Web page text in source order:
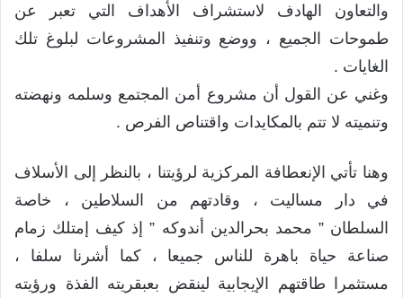
والتعاون الهادف لاستشراف الأهداف التي تعبر عن
طموحات الجميع ، ووضع وتنفيذ المشروعات لبلوغ تلك
الغايات .
وغني عن القول أن مشروع أمن المجتمع وسلمه ونهضته
وتنميته لا تتم بالمكايدات واقتناص الفرص .
وهنا تأتي الإنعطافة المركزية لرؤيتنا ، بالنظر إلى الأسلاف
في دار مساليت ، وقادتهم من السلاطين ، خاصة
السلطان ” محمد بحرالدين أندوكه ” إذ كيف إمتلك زمام
صناعة حياة باهرة للناس جميعا ، كما أشرنا سلفا ،
مستثمرا طاقتهم الإيجابية لينقض بعبقريته الفذة ورؤيته